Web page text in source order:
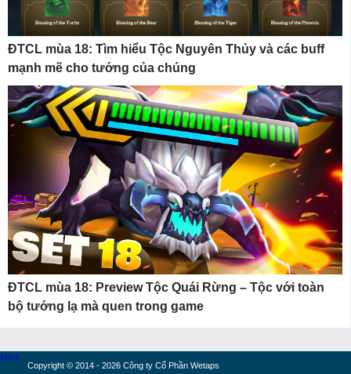
ĐTCL mùa 18: Tìm hiểu Tộc Nguyên Thủy và các buff
mạnh mẽ cho tướng của chúng
ĐTCL mùa 18: Preview Tộc Quái Rừng – Tộc với toàn
bộ tướng lạ mà quen trong game
Copyright © 2014 - 2026 Công ty Cổ Phần Wetaps
MXH